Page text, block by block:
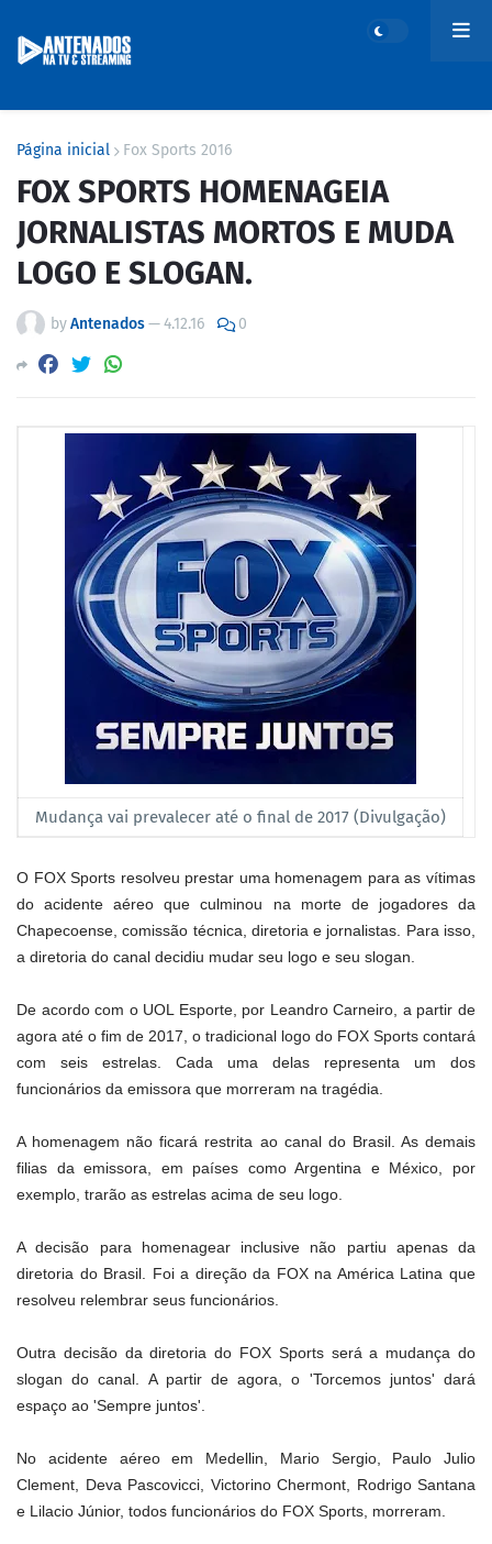
Página inicial Fox Sports 2016
FOX SPORTS HOMENAGEIA
JORNALISTAS MORTOS E MUDA
LOGO E SLOGAN.
byAntenados—4.12.16 0
Mudança vai prevalecer até o final de 2017 (Divulgação)
O FOX Sports resolveu prestar uma homenagem para as vítimas
do acidente aéreo que culminou na morte de jogadores da
Chapecoense, comissão técnica, diretoria e jornalistas. Para isso,
a diretoria do canal decidiu mudar seu logo e seu slogan.
De acordo com o UOL Esporte, por Leandro Carneiro, a partir de
agora até o fim de 2017, o tradicional logo do FOX Sports contará
com seis estrelas. Cada uma delas representa um dos
funcionários da emissora que morreram na tragédia.
A homenagem não ficará restrita ao canal do Brasil. As demais
filias da emissora, em países como Argentina e México, por
exemplo, trarão as estrelas acima de seu logo.
A decisão para homenagear inclusive não partiu apenas da
diretoria do Brasil. Foi a direção da FOX na América Latina que
resolveu relembrar seus funcionários.
Outra decisão da diretoria do FOX Sports será a mudança do
slogan do canal. A partir de agora, o 'Torcemos juntos' dará
espaço ao 'Sempre juntos'.
No acidente aéreo em Medellin, Mario Sergio, Paulo Julio
Clement, Deva Pascovicci, Victorino Chermont, Rodrigo Santana
e Lilacio Júnior, todos funcionários do FOX Sports, morreram.